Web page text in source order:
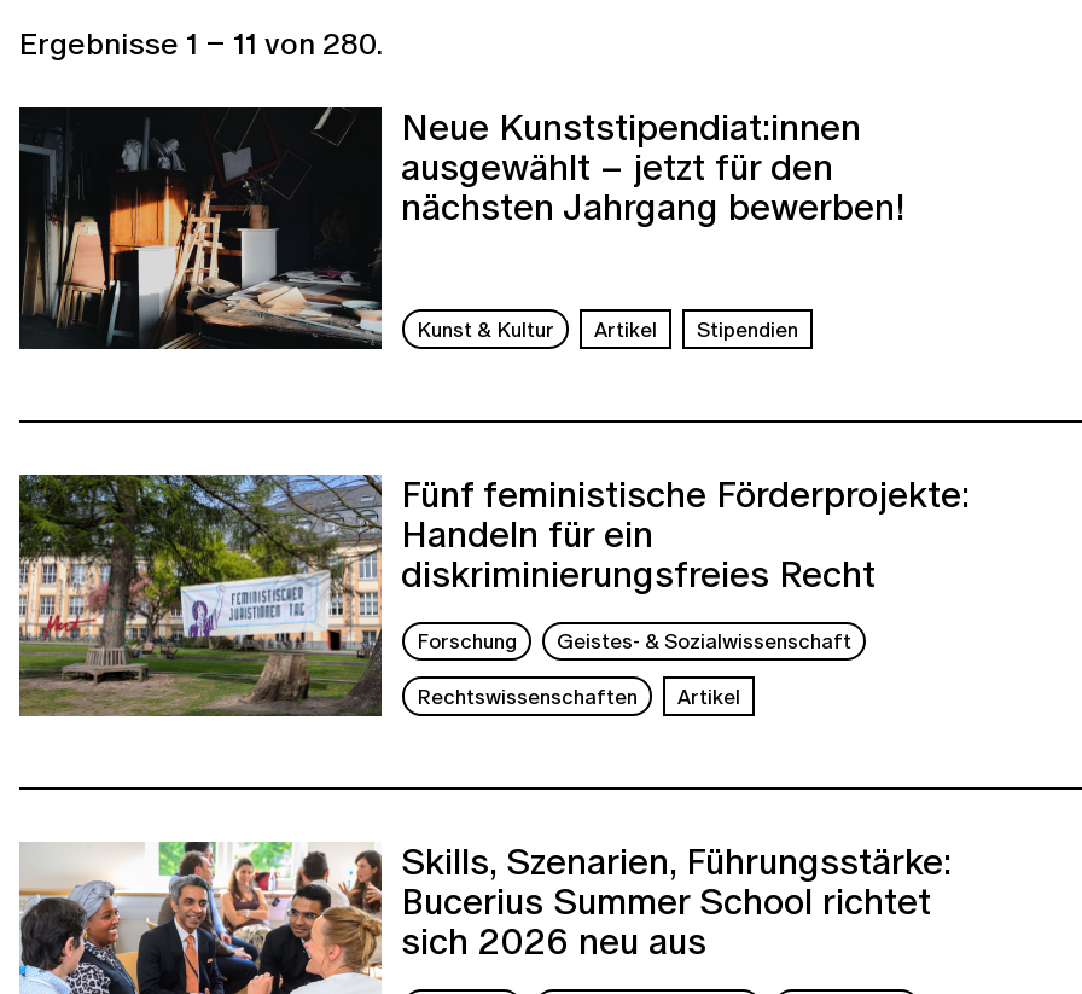
Ergebnisse 1 – 11 von 280.
Neue Kunststipendiat:innen
ausgewählt – jetzt für den
nächsten Jahrgang bewerben!
Kunst & Kultur Artikel Stipendien
Fünf feministische Förderprojekte:
Handeln für ein
diskriminierungsfreies Recht
Forschung
Geistes- & Sozialwissenschaft
Rechtswissenschaften
Artikel
Skills, Szenarien, Führungsstärke:
Bucerius Summer School richtet
sich 2026 neu aus